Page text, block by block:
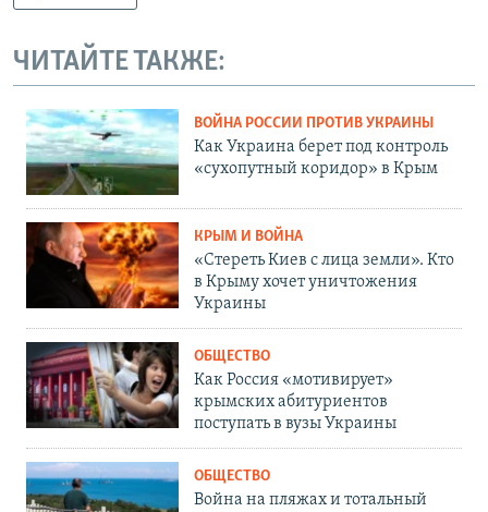
ЧИТАЙТЕ ТАКЖЕ:
ВОЙНА РОССИИ ПРОТИВ УКРАИНЫ
Как Украина берет под контроль
«сухопутный коридор» в Крым
КРЫМ И ВОЙНА
«Стереть Киев с лица земли». Кто
в Крыму хочет уничтожения
Украины
ОБЩЕСТВО
Как Россия «мотивирует»
крымских абитуриентов
поступать в вузы Украины
ОБЩЕСТВО
Война на пляжах и тотальный